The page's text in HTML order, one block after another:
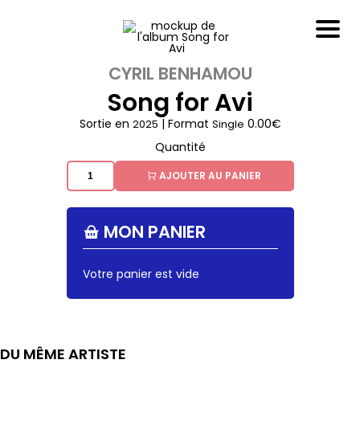
CYRIL BENHAMOU
Song for Avi
Sortie en 2025 | Format Single 0.00€
Quantité
AJOUTER AU PANIER
MON PANIER
Votre panier est vide
DU MÊME ARTISTE